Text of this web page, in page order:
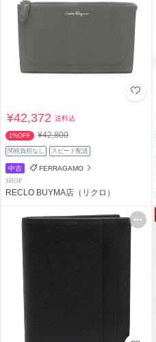
¥42,372送料込
1%OFF ¥42,800
関税負担なし スピード配送
中古 FERRAGAMO
SHOP
RECLO BUYMA店（リクロ）